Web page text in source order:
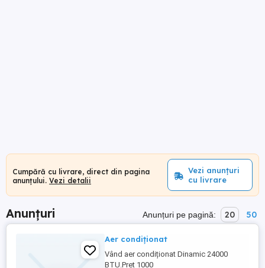
Cumpără cu livrare, direct din pagina
anunțului. Vezi detalii
Vezi anunțuri
cu livrare
Anunțuri Anunțuri pe pagină: 20 50
Aer condiționat
Vând aer condiționat Dinamic 24000
BTU.Pret 1000